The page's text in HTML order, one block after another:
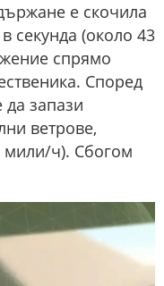
е скочила
секунда (около 43
спрямо
Според
запази
ветрове,
мили/ч). Сбогом